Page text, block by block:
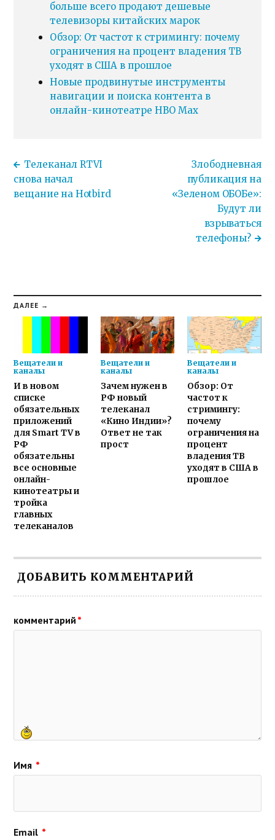
больше всего продают дешевые
телевизоры китайских марок
Обзор: От частот к стримингу: почему
ограничения на процент владения ТВ
уходят в США в прошлое
Новые продвинутые инструменты
навигации и поиска контента в
онлайн-кинотеатре HBO Max
Телеканал RTVI
снова начал
вещание на Hotbird
Злободневная
публикация на
«Зеленом ОБОБе»:
Будут ли
взрываться
телефоны?
ДАЛЕЕ →
Вещатели и
каналы
И в новом
списке
обязательных
приложений
для Smart TV в
РФ
обязательны
все основные
онлайн-
кинотеатры и
тройка
главных
телеканалов
Вещатели и
каналы
Зачем нужен в
РФ новый
телеканал
«Кино Индии»?
Ответ не так
прост
Вещатели и
каналы
Обзор: От
частот к
стримингу:
почему
ограничения на
процент
владения ТВ
уходят в США в
прошлое
ДОБАВИТЬ КОММЕНТАРИЙ
комментарий *
Имя *
Email *